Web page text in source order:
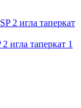
игла таперкат 1